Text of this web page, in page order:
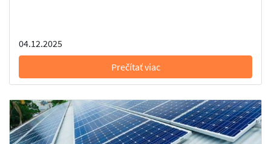
04.12.2025
Prečítať viac